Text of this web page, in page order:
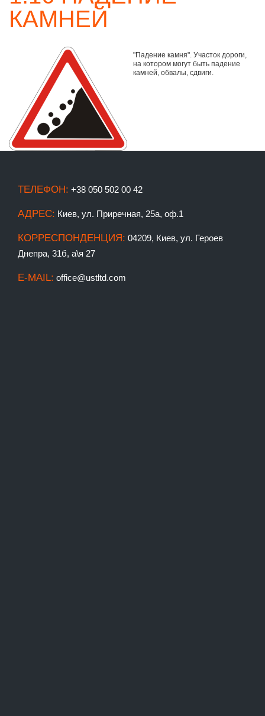
КАМНЕЙ
"Падение камня". Участок дороги,
на котором могут быть падение
камней, обвалы, сдвиги.
ТЕЛЕФОН: +38 050 502 00 42
АДРЕС: Киев, ул. Приречная, 25а, оф.1
КОРРЕСПОНДЕНЦИЯ: 04209, Киев, ул. Героев
Днепра, 31б, а\я 27
E-MAIL: office@ustltd.com